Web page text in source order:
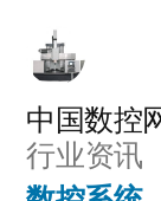
中国数控
行业资讯